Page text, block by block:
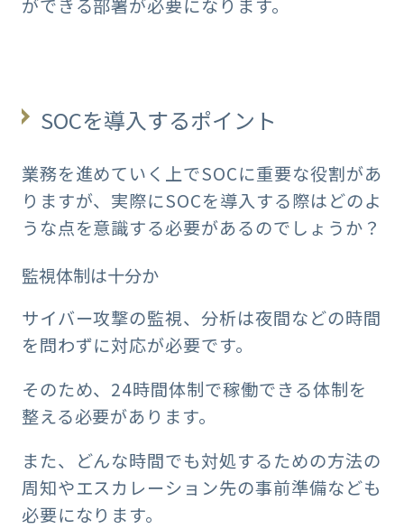
SOCを導入するポイント
業務を進めていく上でSOCに重要な役割があ
りますが、実際にSOCを導入する際はどのよ
うな点を意識する必要があるのでしょうか？
監視体制は十分か
サイバー攻撃の監視、分析は夜間などの時間
を問わずに対応が必要です。
そのため、24時間体制で稼働できる体制を
整える必要があります。
また、どんな時間でも対処するための方法の
周知やエスカレーション先の事前準備なども
必要になります。